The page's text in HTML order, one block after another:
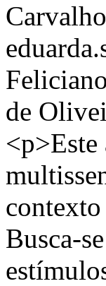
Carvalho
Feliciano
de
<p>Este
Busca-